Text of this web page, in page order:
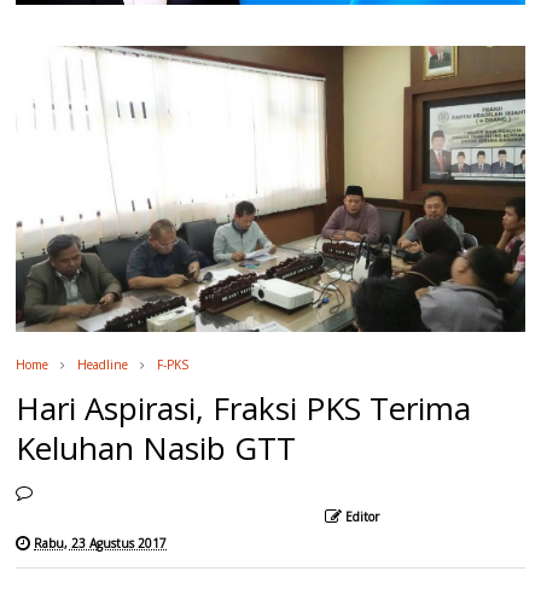
Home Headline F-PKS
Hari Aspirasi, Fraksi PKS Terima
Keluhan Nasib GTT
Editor
Rabu, 23 Agustus 2017